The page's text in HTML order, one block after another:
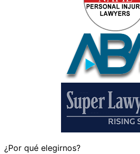
¿Por qué elegirnos?